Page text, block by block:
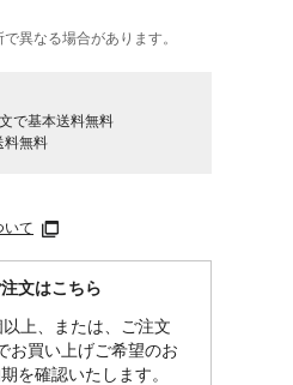
異なる​場合が​あります。
で基本送料無料
料無料
いて
文はこちら
以上、または、ご注文
お買い上げご希望のお
を確認いたします。